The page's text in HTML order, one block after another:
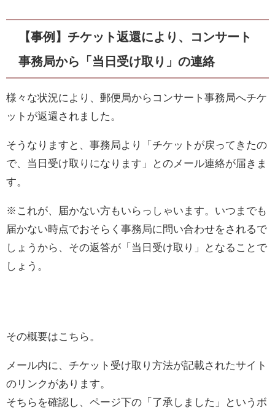
【事例】チケット返還により、コンサート
事務局から「当日受け取り」の連絡
様々な状況により、郵便局からコンサート事務局へチケ
ットが返還されました。
そうなりますと、事務局より「チケットが戻ってきたの
で、当日受け取りになります」とのメール連絡が届きま
す。
※これが、届かない方もいらっしゃいます。いつまでも
届かない時点でおそらく事務局に問い合わせをされるで
しょうから、その返答が「当日受け取り」となることで
しょう。
その概要はこちら。
メール内に、チケット受け取り方法が記載されたサイト
のリンクがあります。
そちらを確認し、ページ下の「了承しました」というボ